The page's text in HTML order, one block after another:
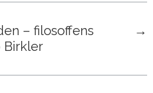
– filosoffens
Birkler
→